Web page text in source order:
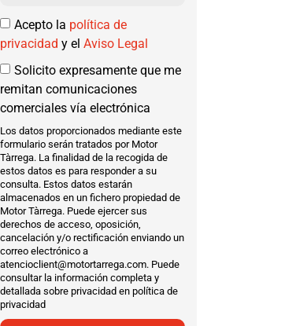
Acepto la política de
privacidad y el Aviso Legal
Solicito expresamente que me
remitan comunicaciones
comerciales vía electrónica
Los datos proporcionados mediante este
formulario serán tratados por Motor
Tàrrega. La finalidad de la recogida de
estos datos es para responder a su
consulta. Estos datos estarán
almacenados en un fichero propiedad de
Motor Tàrrega. Puede ejercer sus
derechos de acceso, oposición,
cancelación y/o rectificación enviando un
correo electrónico a
atencioclient@motortarrega.com. Puede
consultar la información completa y
detallada sobre privacidad en política de
privacidad